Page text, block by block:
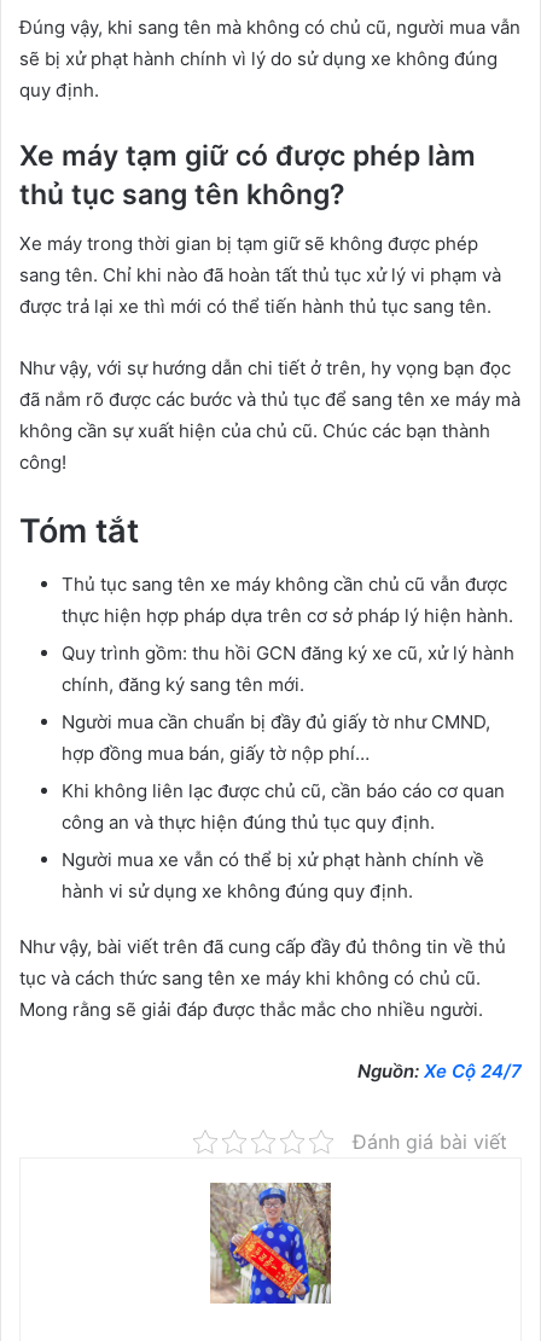
Đúng vậy, khi sang tên mà không có chủ cũ, người mua vẫn
sẽ bị xử phạt hành chính vì lý do sử dụng xe không đúng
quy định.
Xe máy tạm giữ có được phép làm
thủ tục sang tên không?
Xe máy trong thời gian bị tạm giữ sẽ không được phép
sang tên. Chỉ khi nào đã hoàn tất thủ tục xử lý vi phạm và
được trả lại xe thì mới có thể tiến hành thủ tục sang tên.
Như vậy, với sự hướng dẫn chi tiết ở trên, hy vọng bạn đọc
đã nắm rõ được các bước và thủ tục để sang tên xe máy mà
không cần sự xuất hiện của chủ cũ. Chúc các bạn thành
công!
Tóm tắt
Thủ tục sang tên xe máy không cần chủ cũ vẫn được
thực hiện hợp pháp dựa trên cơ sở pháp lý hiện hành.
Quy trình gồm: thu hồi GCN đăng ký xe cũ, xử lý hành
chính, đăng ký sang tên mới.
Người mua cần chuẩn bị đầy đủ giấy tờ như CMND,
hợp đồng mua bán, giấy tờ nộp phí…
Khi không liên lạc được chủ cũ, cần báo cáo cơ quan
công an và thực hiện đúng thủ tục quy định.
Người mua xe vẫn có thể bị xử phạt hành chính về
hành vi sử dụng xe không đúng quy định.
Như vậy, bài viết trên đã cung cấp đầy đủ thông tin về thủ
tục và cách thức sang tên xe máy khi không có chủ cũ.
Mong rằng sẽ giải đáp được thắc mắc cho nhiều người.
Nguồn: Xe Cộ 24/7
Đánh giá bài viết